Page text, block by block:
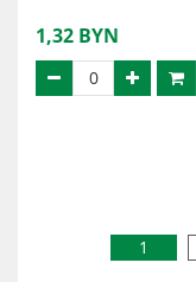
1,32 BYN
1